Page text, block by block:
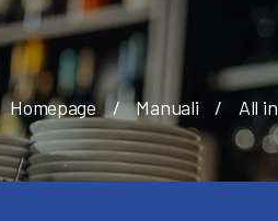
Homepage / Manuali / All